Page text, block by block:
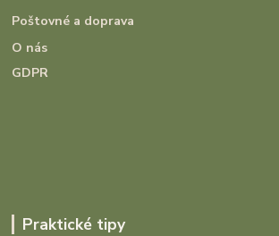
Poštovné a doprava
O nás
GDPR
Praktické tipy